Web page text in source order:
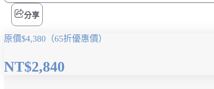
分享
原價$4,380（65折優惠價）
NT$2,840